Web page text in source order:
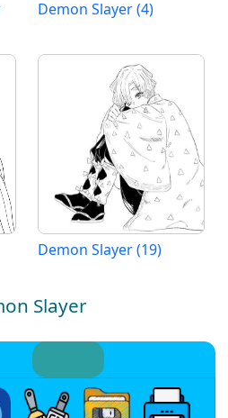
Demon Slayer (4)
Demon Slayer (19)
Slayer